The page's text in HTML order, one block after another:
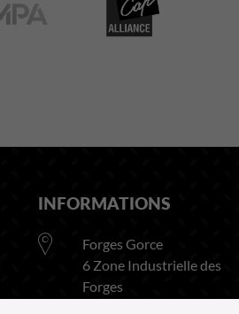
INFORMATIONS
Forges Gorce
6 Zone Industrielle des
Forges